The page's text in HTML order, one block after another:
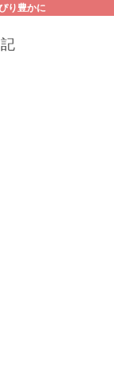
り豊かに